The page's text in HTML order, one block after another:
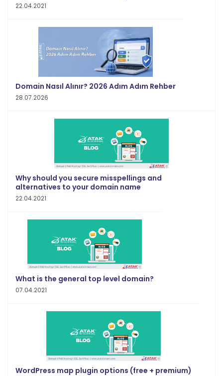
22.04.2021
Domain Nasıl Alınır? 2026 Adım Adım Rehber
28.07.2026
Why should you secure misspellings and
alternatives to your domain name
22.04.2021
What is the general top level domain?
07.04.2021
WordPress map plugin options (free + premium)